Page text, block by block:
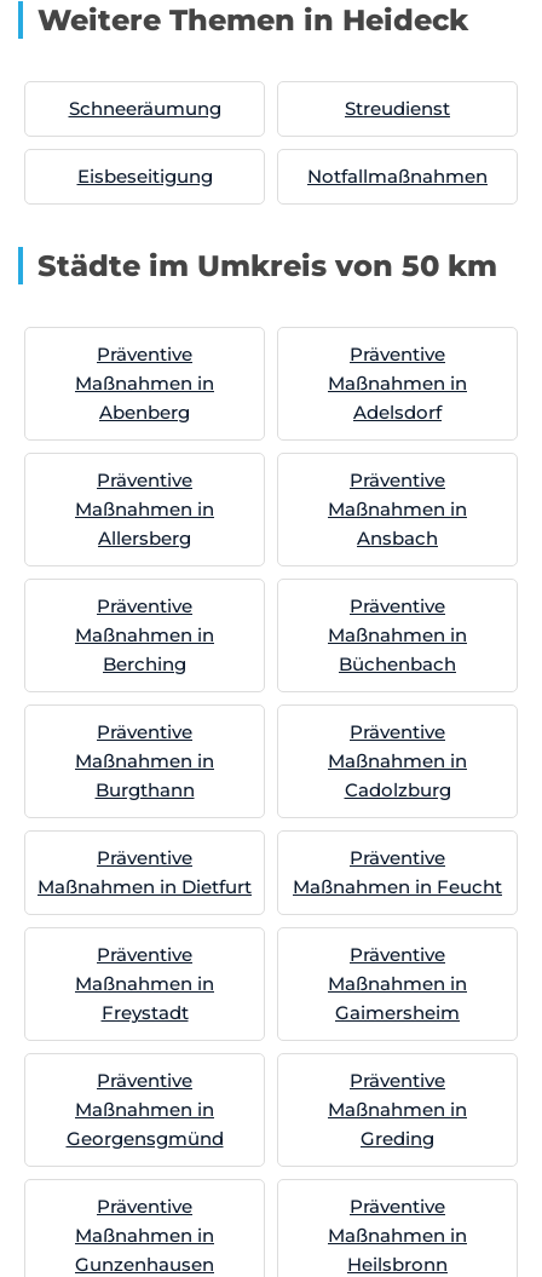
Weitere Themen in Heideck
Schneeräumung Streudienst
Eisbeseitigung Notfallmaßnahmen
Städte im Umkreis von 50 km
Präventive
Maßnahmen in
Abenberg
Präventive
Maßnahmen in
Adelsdorf
Präventive
Maßnahmen in
Allersberg
Präventive
Maßnahmen in
Ansbach
Präventive
Maßnahmen in
Berching
Präventive
Maßnahmen in
Büchenbach
Präventive
Maßnahmen in
Burgthann
Präventive
Maßnahmen in
Cadolzburg
Präventive
Maßnahmen in Dietfurt
Präventive
Maßnahmen in Feucht
Präventive
Maßnahmen in
Freystadt
Präventive
Maßnahmen in
Gaimersheim
Präventive
Maßnahmen in
Georgensgmünd
Präventive
Maßnahmen in
Greding
Präventive
Maßnahmen in
Gunzenhausen
Präventive
Maßnahmen in
Heilsbronn